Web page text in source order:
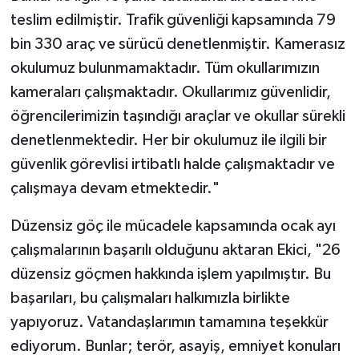
teslim edilmiştir. Trafik güvenliği kapsamında 79
bin 330 araç ve sürücü denetlenmiştir. Kamerasız
okulumuz bulunmamaktadır. Tüm okullarımızın
kameraları çalışmaktadır. Okullarımız güvenlidir,
öğrencilerimizin taşındığı araçlar ve okullar sürekli
denetlenmektedir. Her bir okulumuz ile ilgili bir
güvenlik görevlisi irtibatlı halde çalışmaktadır ve
çalışmaya devam etmektedir."
Düzensiz göç ile mücadele kapsamında ocak ayı
çalışmalarının başarılı olduğunu aktaran Ekici, "26
düzensiz göçmen hakkında işlem yapılmıştır. Bu
başarıları, bu çalışmaları halkımızla birlikte
yapıyoruz. Vatandaşlarımın tamamına teşekkür
ediyorum. Bunlar; terör, asayiş, emniyet konuları